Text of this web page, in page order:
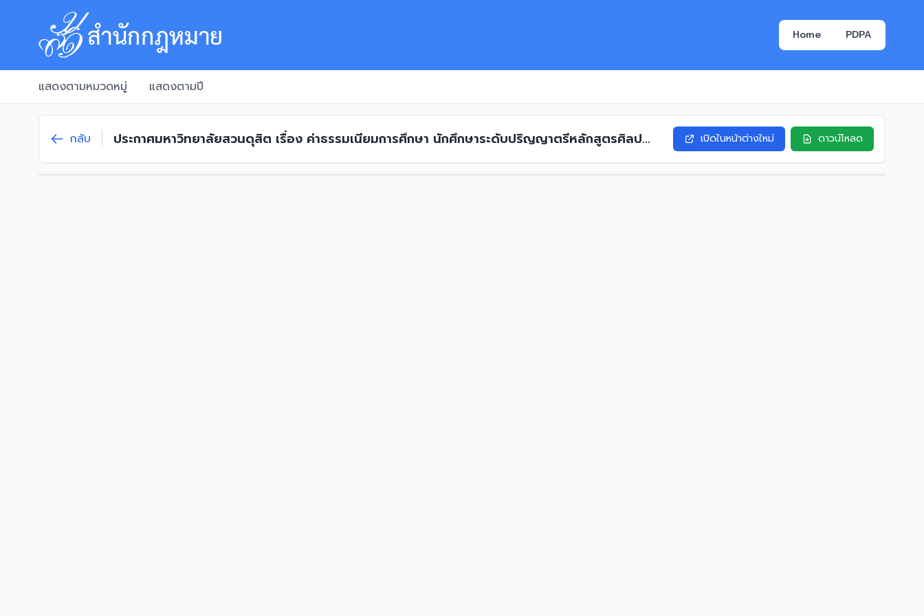
Home PDPA
แสดงตามหมวดหมู่ แสดงตามปี
กลับ
ประกาศมหาวิทยาลัยสวนดุสิต เรื่อง ค่าธรรมเนียมการศึกษา นักศึกษาระดับปริญญาตรีหลักสูตรศิลป
ศาสตรบัณฑิต สาขาวิชาภาษาจีนเพื่องานบริการ ภาคปกติ พ.ศ. 2564
เปิดในหน้าต่างใหม่ ดาวน์โหลด